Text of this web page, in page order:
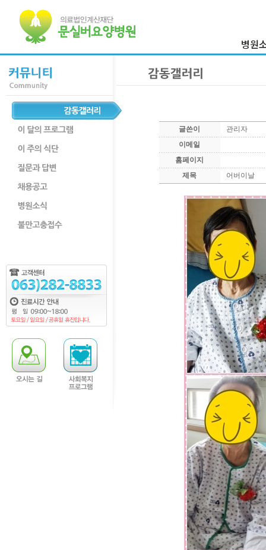
병원
병원
병원둘
부서
찾아오
글쓴이
관리자
이메일
홈페이지
제목
어버이날